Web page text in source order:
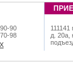
90
98
111141
д. 20а,